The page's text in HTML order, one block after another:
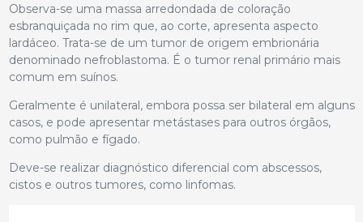
Observa-se uma massa arredondada de coloração
esbranquiçada no rim que, ao corte, apresenta aspecto
lardáceo. Trata-se de um tumor de origem embrionária
denominado nefroblastoma. É o tumor renal primário mais
comum em suínos.
Geralmente é unilateral, embora possa ser bilateral em alguns
casos, e pode apresentar metástases para outros órgãos,
como pulmão e fígado.
Deve-se realizar diagnóstico diferencial com abscessos,
cistos e outros tumores, como linfomas.